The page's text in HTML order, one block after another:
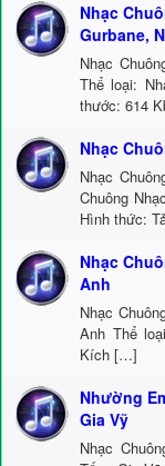
Nhạc
Gurbane,
Nhạc
Thể loại:
thước: 614
Nhạc
Nhạc
Chuông
Hình thức:
Nhạc
Anh
Nhạc
Anh Thể
Kích […]
Nhường
Gia Vỹ
Nhạc